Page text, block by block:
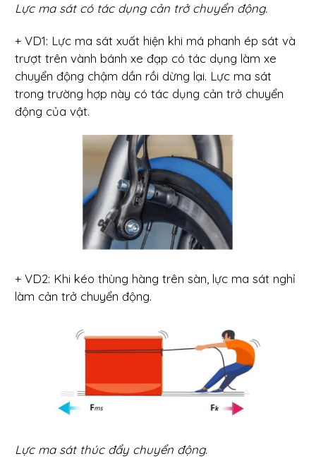
Lực ma sát có tác dụng cản trở chuyển động.
+ VD1: Lực ma sát xuất hiện khi má phanh ép sát và
trượt trên vành bánh xe đạp có tác dụng làm xe
chuyển động chậm dần rồi dừng lại. Lực ma sát
trong trường hợp này có tác dụng cản trở chuyển
động của vật.
+ VD2: Khi kéo thùng hàng trên sàn, lực ma sát nghỉ
làm cản trở chuyển động.
Lực ma sát thúc đẩy chuyển động.